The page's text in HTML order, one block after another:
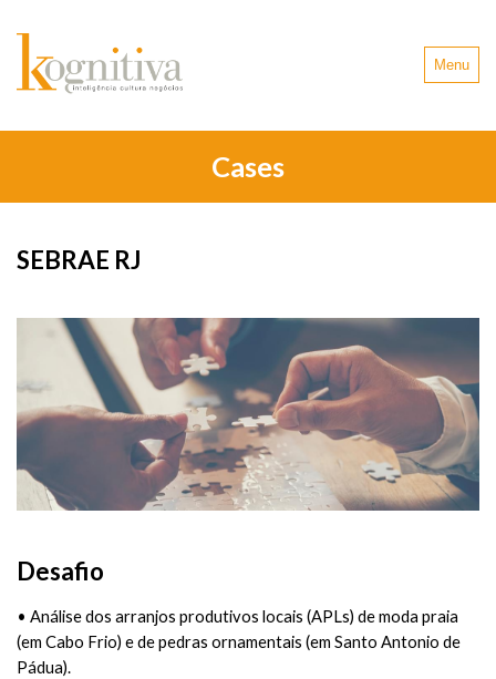
Menu
Cases
SEBRAE RJ
Desafio
• Análise dos arranjos produtivos locais (APLs) de moda praia
(em Cabo Frio) e de pedras ornamentais (em Santo Antonio de
Pádua).